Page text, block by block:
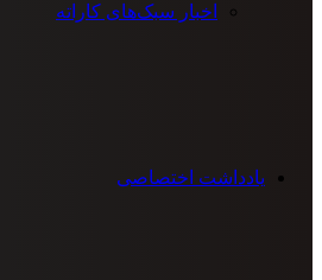
اخبار سبک‌های کاراته
یادداشت اختصاصی